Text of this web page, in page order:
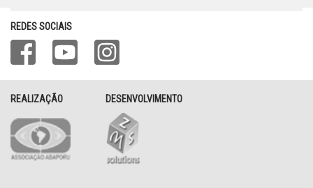
REDES SOCIAIS
REALIZAÇÃO DESENVOLVIMENTO